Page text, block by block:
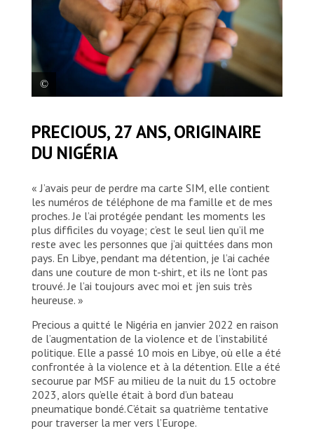
Cheblak/MSF
PRECIOUS, 27 ANS, ORIGINAIRE
DU NIGÉRIA
« J’avais peur de perdre ma carte SIM, elle contient
les numéros de téléphone de ma famille et de mes
proches. Je l’ai protégée pendant les moments les
plus difficiles du voyage; c’est le seul lien qu’il me
reste avec les personnes que j’ai quittées dans mon
pays. En Libye, pendant ma détention, je l’ai cachée
dans une couture de mon t-shirt, et ils ne l’ont pas
trouvé. Je l’ai toujours avec moi et j’en suis très
heureuse. »
Precious a quitté le Nigéria en janvier 2022 en raison
de l’augmentation de la violence et de l’instabilité
politique. Elle a passé 10 mois en Libye, où elle a été
confrontée à la violence et à la détention. Elle a été
secourue par MSF au milieu de la nuit du 15 octobre
2023, alors qu’elle était à bord d’un bateau
pneumatique bondé. C’était sa quatrième tentative
pour traverser la mer vers l’Europe.